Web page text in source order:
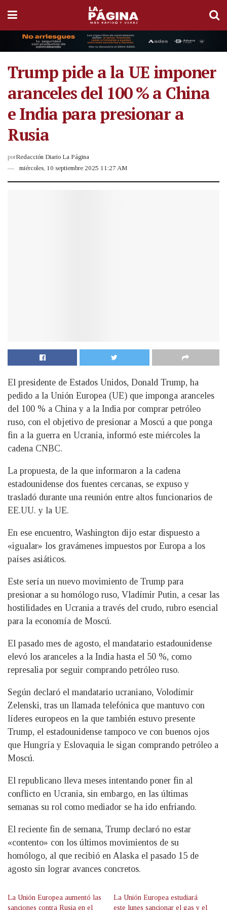
Trump pide a la UE imponer
aranceles del 100 % a China
e India para presionar a
Rusia
porRedacción Diario La Página
miércoles, 10 septiembre 2025 11:27 AM
El presidente de Estados Unidos, Donald Trump, ha
pedido a la Unión Europea (UE) que imponga aranceles
del 100 % a China y a la India por comprar petróleo
ruso, con el objetivo de presionar a Moscú a que ponga
fin a la guerra en Ucrania, informó este miércoles la
cadena CNBC.
La propuesta, de la que informaron a la cadena
estadounidense dos fuentes cercanas, se expuso y
trasladó durante una reunión entre altos funcionarios de
EE.UU. y la UE.
En ese encuentro, Washington dijo estar dispuesto a
«igualar» los gravámenes impuestos por Europa a los
países asiáticos.
Este sería un nuevo movimiento de Trump para
presionar a su homólogo ruso, Vladímir Putin, a cesar las
hostilidades en Ucrania a través del crudo, rubro esencial
para la economía de Moscú.
El pasado mes de agosto, el mandatario estadounidense
elevó los aranceles a la India hasta el 50 %, como
represalia por seguir comprando petróleo ruso.
Según declaró el mandatario ucraniano, Volodímir
Zelenski, tras un llamada telefónica que mantuvo con
líderes europeos en la que también estuvo presente
Trump, el estadounidense tampoco ve con buenos ojos
que Hungría y Eslovaquia le sigan comprando petróleo a
Moscú.
El republicano lleva meses intentando poner fin al
conflicto en Ucrania, sin embargo, en las últimas
semanas su rol como mediador se ha ido enfriando.
El reciente fin de semana, Trump declaró no estar
«contento» con los últimos movimientos de su
homólogo, al que recibió en Alaska el pasado 15 de
agosto sin lograr avances concretos.
La Unión Europea aumentó las
sanciones contra Rusia en el
La Unión Europea estudiará
este lunes sancionar el gas y el